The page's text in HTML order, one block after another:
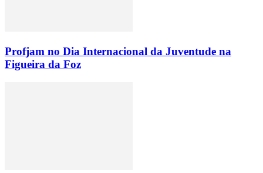
Profjam no Dia Internacional da Juventude na
Figueira da Foz